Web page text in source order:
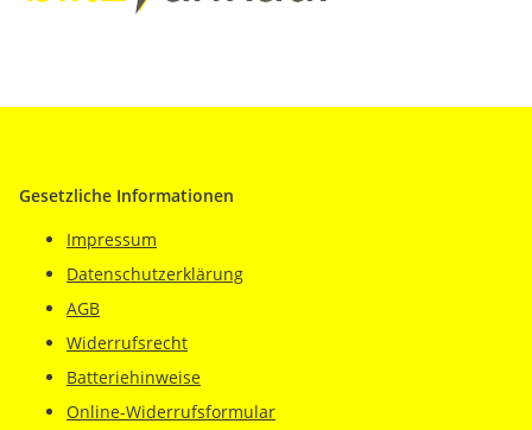
Gesetzliche Informationen
Impressum
Datenschutzerklärung
AGB
Widerrufsrecht
Batteriehinweise
Online-Widerrufsformular